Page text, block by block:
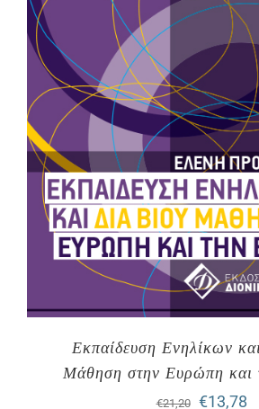
Εκπαίδευση Ενηλίκων
Μάθηση στην Ευρώπη και
€21,20
Original
€13,78Η